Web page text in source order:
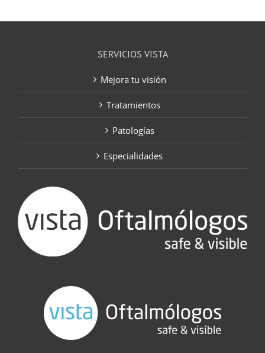
SERVICIOS VISTA
Mejora tu visión
Tratamientos
Patologías
Especialidades